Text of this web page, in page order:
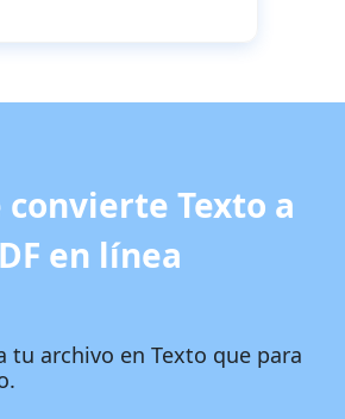
convierte Texto a
en línea
tu archivo en Texto que para